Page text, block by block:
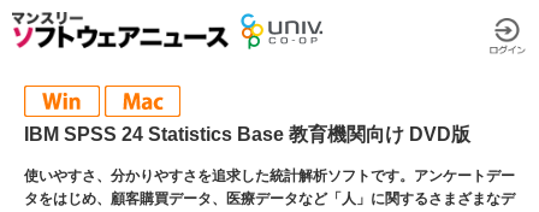
IBM SPSS 24 Statistics Base 教育機関向け DVD版
使いやすさ、分かりやすさを追求した統計解析ソフトです。アンケートデー
タをはじめ、顧客購買データ、医療データなど「人」に関するさまざまなデ